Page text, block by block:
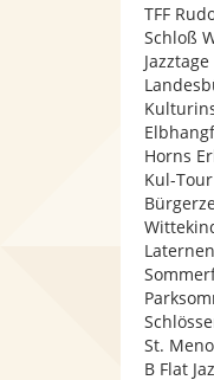
TFF
Schloß
Horns
Kul-
St.
B Flat